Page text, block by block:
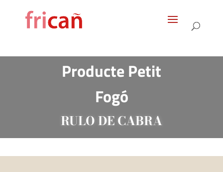
ProductePetit
Fogó
RULO DE CABRA